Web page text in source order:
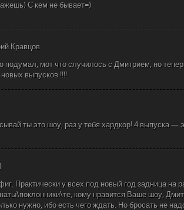
С кем не бывает=)
Кравцов
подумал, мот что случилось с Дмитрием, но
выпусков !!!!
ты это шоу, раз у тебя хардкор! 4 выпуска —
Практически у всех под новый год задница на
кому нравится Ваше шоу,
нужно, ибо есть чего ждать. Но бросать не